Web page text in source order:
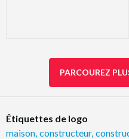
PARCOUREZ
Étiquettes de logo
maison constructeur,